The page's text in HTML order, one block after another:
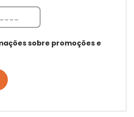
sobre promoções e